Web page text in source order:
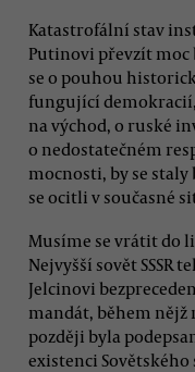
Katastrofální stav
Putinovi převzít moc
se o pouhou
fungující demokracií,
na východ, o ruské
o nedostatečném
mocnosti, by se
se ocitli v současné
Musíme se vrátit do
Nejvyšší sovět
Jelcinovi
mandát, během nějž
později byla
existenci